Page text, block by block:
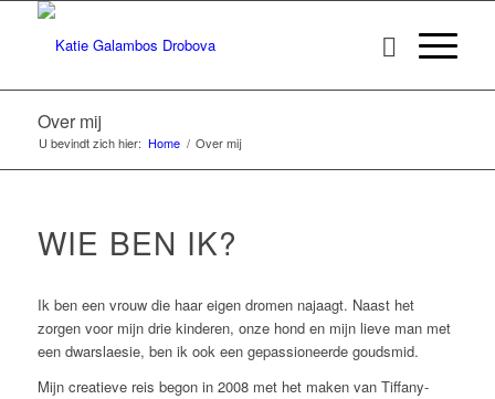
Over mij
U bevindt zich hier: Home / Over mij
WIE BEN IK?
Ik ben een vrouw die haar eigen dromen najaagt. Naast het
zorgen voor mijn drie kinderen, onze hond en mijn lieve man met
een dwarslaesie, ben ik ook een gepassioneerde goudsmid.
Mijn creatieve reis begon in 2008 met het maken van Tiffany-